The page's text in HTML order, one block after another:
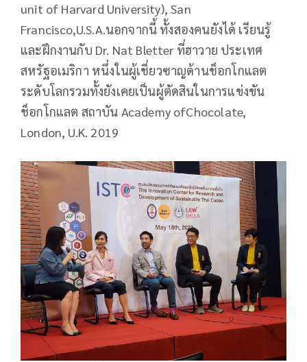
unit of Harvard University), San
Francisco,U.S.A.นอกจากนี้ ทั้งสองคนยังได้ เรียนรู้
และฝึกงานกับ Dr. Nat Bletter ที่ฮาวาย ประเทศ
สหรัฐอเมริกา หนึ่งในผู้เชี่ยวซาญด้านช็อกโกแลต
ระดับโลกรวมทั้งยังเคยเป็นผู้ตัดสินในการแข่งขัน
ช็อกโกแลต สถาบัน Academy ofChocolate,
London, U.K. 2019